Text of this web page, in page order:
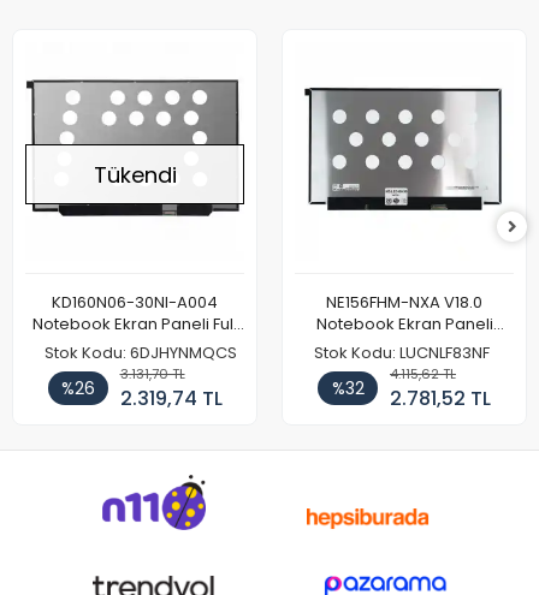
Tükendi
KD160N06-30NI-A004
Notebook Ekran Paneli Full
HD
Stok Kodu: 6DJHYNMQCS
%26
3.131,70 TL
2.319,74 TL
NE156FHM-NXA V18.0
Notebook Ekran Paneli
144Hz
Stok Kodu: LUCNLF83NF
%32
4.115,62 TL
2.781,52 TL